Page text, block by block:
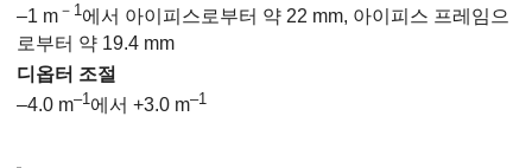
–1 m －1에서 아이피스로부터 약 22 mm, 아이피스 프레임으
로부터 약 19.4 mm
디옵터 조절
–4.0 m–1 에서 +3.0 m–1